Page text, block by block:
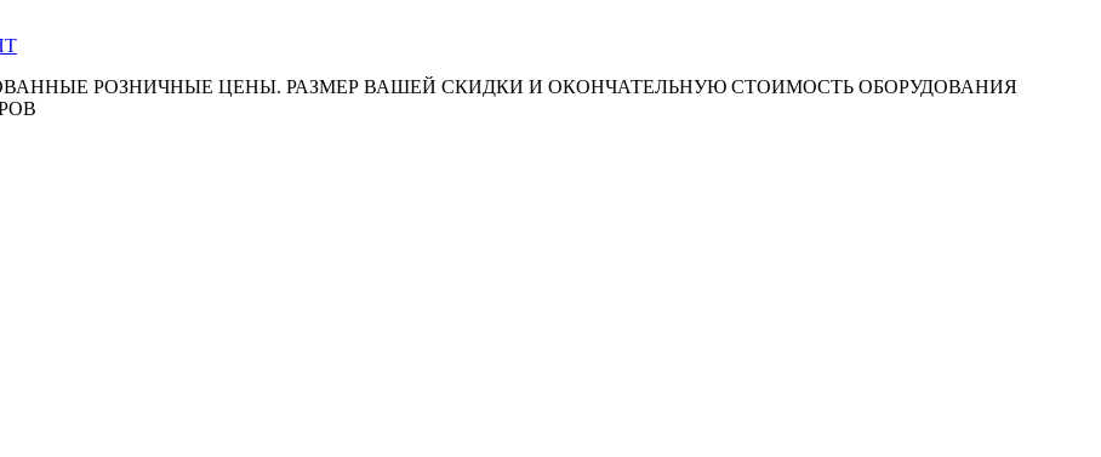
РОЗНИЧНЫЕ ЦЕНЫ. РАЗМЕР ВАШЕЙ СКИДКИ И ОКОНЧАТЕЛЬНУЮ СТОИМОСТЬ ОБОРУДОВАНИЯ